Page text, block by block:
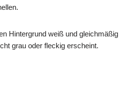
Hintergrund weiß und gleichmäßig
grau oder fleckig erscheint.